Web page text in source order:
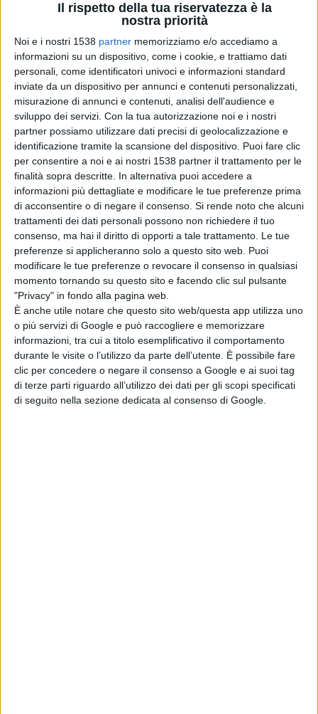
Il rispetto della tua riservatezza è la
nostra priorità
Noi e i nostri 1538 partner memorizziamo e/o accediamo a
informazioni su un dispositivo, come i cookie, e trattiamo dati
personali, come identificatori univoci e informazioni standard
inviate da un dispositivo per annunci e contenuti personalizzati,
misurazione di annunci e contenuti, analisi dell'audience e
sviluppo dei servizi. Con la tua autorizzazione noi e i nostri
partner possiamo utilizzare dati precisi di geolocalizzazione e
identificazione tramite la scansione del dispositivo. Puoi fare clic
per consentire a noi e ai nostri 1538 partner il trattamento per le
finalità sopra descritte. In alternativa puoi accedere a
informazioni più dettagliate e modificare le tue preferenze prima
di acconsentire o di negare il consenso. Si rende noto che alcuni
trattamenti dei dati personali possono non richiedere il tuo
consenso, ma hai il diritto di opporti a tale trattamento. Le tue
preferenze si applicheranno solo a questo sito web. Puoi
modificare le tue preferenze o revocare il consenso in qualsiasi
momento tornando su questo sito e facendo clic sul pulsante
"Privacy" in fondo alla pagina web.
È anche utile notare che questo sito web/questa app utilizza uno
o più servizi di Google e può raccogliere e memorizzare
informazioni, tra cui a titolo esemplificativo il comportamento
durante le visite o l’utilizzo da parte dell’utente. È possibile fare
clic per concedere o negare il consenso a Google e ai suoi tag
di terze parti riguardo all’utilizzo dei dati per gli scopi specificati
di seguito nella sezione dedicata al consenso di Google.
Elina SVITOLINA (UKR) [7] - Belinda BENCIC (SUI) [11]
Non prima delle ore 15:30
Jesper DE JONG (NED) - Alexander ZVEREV (GER) [2]
Non prima delle ore 20:15
Casper RUUD (NOR) [15] - Joao FONSECA (BRA) [28]
Campo SUZANNE-LENGLEN - dalle ore 11:00
Sorana CIRSTEA (ROU) [18] - Xiyu WANG (CHN)
Rafael JODAR (ESP) [27] - Pablo CARRENO BUSTA
(ESP)